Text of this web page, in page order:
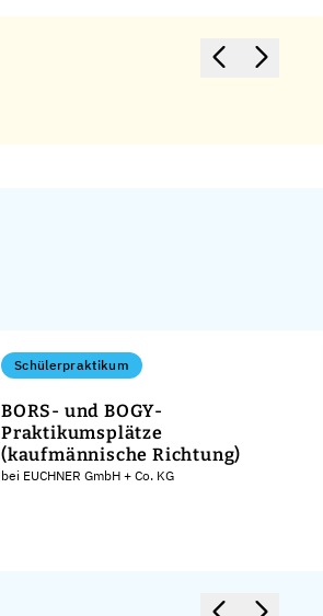
Schülerpraktikum
BORS- und BOGY-
Praktikumsplätze
(kaufmännische Richtung)
bei EUCHNER GmbH + Co. KG